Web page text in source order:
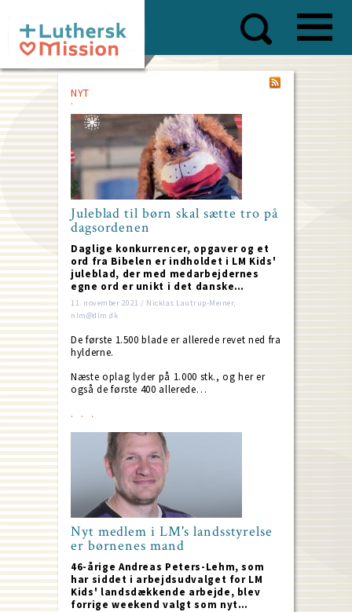
main
content
NYT
Juleblad til børn skal sætte tro på
dagsordenen
Daglige konkurrencer, opgaver og et
ord fra Bibelen er indholdet i LM Kids'
juleblad, der med medarbejdernes
egne ord er unikt i det danske…
11. november 2021 / Nicklas Lautrup-Meiner,
nlm@dlm.dk
De første 1.500 blade er allerede revet ned fra
hylderne.
Næste oplag lyder på 1.000 stk., og her er
også de første 400 allerede…
Nyt medlem i LM's landsstyrelse
er børnenes mand
46-årige Andreas Peters-Lehm, som
har siddet i arbejdsudvalget for LM
Kids' landsdækkende arbejde, blev
forrige weekend valgt som nyt…